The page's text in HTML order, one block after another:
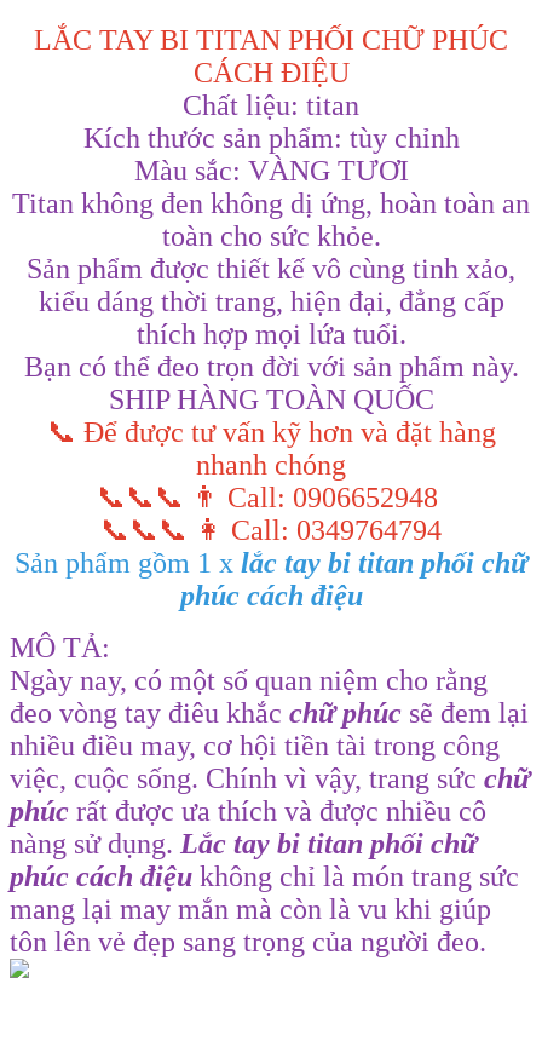
LẮC TAY BI TITAN PHỐI CHỮ PHÚC
CÁCH ĐIỆU
Chất liệu: titan
Kích thước sản phẩm: tùy chỉnh
Màu sắc: VÀNG TƯƠI
Titan không đen không dị ứng, hoàn toàn an
toàn cho sức khỏe.
Sản phẩm được thiết kế vô cùng tinh xảo,
kiểu dáng thời trang, hiện đại, đẳng cấp
thích hợp mọi lứa tuổi.
Bạn có thể đeo trọn đời với sản phẩm này.
SHIP HÀNG TOÀN QUỐC
📞 Để được tư vấn kỹ hơn và đặt hàng
nhanh chóng
📞📞📞 👨 Call: 0906652948
📞📞📞 👩 Call: 0349764794
Sản phẩm gồm 1 x lắc tay bi titan phối chữ
phúc cách điệu
MÔ TẢ:
Ngày nay, có một số quan niệm cho rằng
đeo vòng tay điêu khắc chữ phúc sẽ đem lại
nhiều điều may, cơ hội tiền tài trong công
việc, cuộc sống. Chính vì vậy, trang sức chữ
phúc rất được ưa thích và được nhiều cô
nàng sử dụng. Lắc tay bi titan phối chữ
phúc cách điệu không chỉ là món trang sức
mang lại may mắn mà còn là vu khi giúp
tôn lên vẻ đẹp sang trọng của người đeo.